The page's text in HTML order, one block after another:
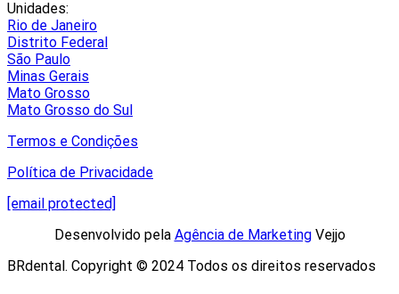
Unidades:
Rio de Janeiro
Distrito Federal
São Paulo
Minas Gerais
Mato Grosso
Mato Grosso do Sul
Termos e Condições
Política de Privacidade
[email protected]
Desenvolvido pela Agência de MarketingVejjo​
BRdental. Copyright © 2024 Todos os direitos reservados